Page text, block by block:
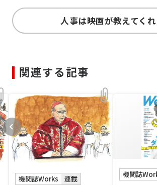
人事は映画が教えてく
関連する記事
機関誌Works 連載 機関誌